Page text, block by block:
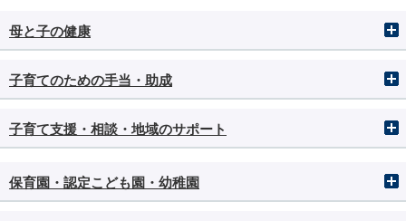
母と子の健康
子育てのための手当・助成
子育て支援・相談・地域のサポート
保育園・認定こども園・幼稚園